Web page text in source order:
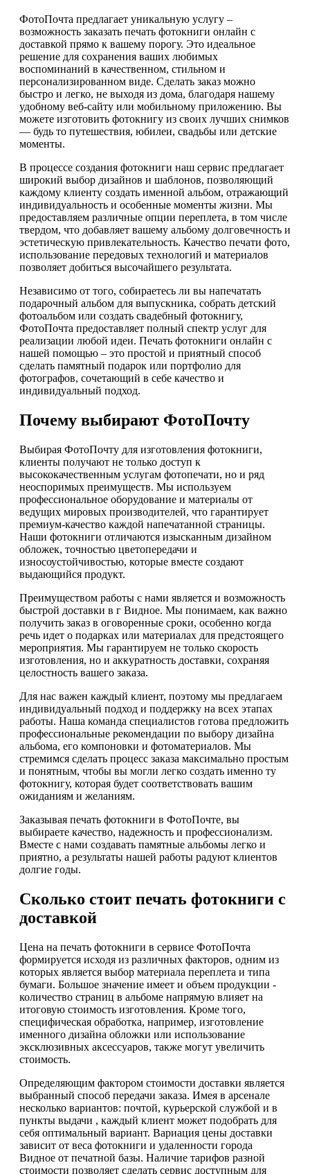
ФотоПочта предлагает уникальную услугу –
возможность заказать печать фотокниги онлайн с
доставкой прямо к вашему порогу. Это идеальное
решение для сохранения ваших любимых
воспоминаний в качественном, стильном и
персонализированном виде. Сделать заказ можно
быстро и легко, не выходя из дома, благодаря нашему
удобному веб-сайту или мобильному приложению. Вы
можете изготовить фотокнигу из своих лучших снимков
— будь то путешествия, юбилеи, свадьбы или детские
моменты.
В процессе создания фотокниги наш сервис предлагает
широкий выбор дизайнов и шаблонов, позволяющий
каждому клиенту создать именной альбом, отражающий
индивидуальность и особенные моменты жизни. Мы
предоставляем различные опции переплета, в том числе
твердом, что добавляет вашему альбому долговечность и
эстетическую привлекательность. Качество печати фото,
использование передовых технологий и материалов
позволяет добиться высочайшего результата.
Независимо от того, собираетесь ли вы напечатать
подарочный альбом для выпускника, собрать детский
фотоальбом или создать свадебный фотокнигу,
ФотоПочта предоставляет полный спектр услуг для
реализации любой идеи. Печать фотокниги онлайн с
нашей помощью – это простой и приятный способ
сделать памятный подарок или портфолио для
фотографов, сочетающий в себе качество и
индивидуальный подход.
Почему выбирают ФотоПочту
Выбирая ФотоПочту для изготовления фотокниги,
клиенты получают не только доступ к
высококачественным услугам фотопечати, но и ряд
неоспоримых преимуществ. Мы используем
профессиональное оборудование и материалы от
ведущих мировых производителей, что гарантирует
премиум-качество каждой напечатанной страницы.
Наши фотокниги отличаются изысканным дизайном
обложек, точностью цветопередачи и
износоустойчивостью, которые вместе создают
выдающийся продукт.
Преимуществом работы с нами является и возможность
быстрой доставки в г Видное. Мы понимаем, как важно
получить заказ в оговоренные сроки, особенно когда
речь идет о подарках или материалах для предстоящего
мероприятия. Мы гарантируем не только скорость
изготовления, но и аккуратность доставки, сохраняя
целостность вашего заказа.
Для нас важен каждый клиент, поэтому мы предлагаем
индивидуальный подход и поддержку на всех этапах
работы. Наша команда специалистов готова предложить
профессиональные рекомендации по выбору дизайна
альбома, его компоновки и фотоматериалов. Мы
стремимся сделать процесс заказа максимально простым
и понятным, чтобы вы могли легко создать именно ту
фотокнигу, которая будет соответствовать вашим
ожиданиям и желаниям.
Заказывая печать фотокниги в ФотоПочте, вы
выбираете качество, надежность и профессионализм.
Вместе с нами создавать памятные альбомы легко и
приятно, а результаты нашей работы радуют клиентов
долгие годы.
Сколько стоит печать фотокниги с
доставкой
Цена на печать фотокниги в сервисе ФотоПочта
формируется исходя из различных факторов, одним из
которых является выбор материала переплета и типа
бумаги. Большое значение имеет и объем продукции -
количество страниц в альбоме напрямую влияет на
итоговую стоимость изготовления. Кроме того,
специфическая обработка, например, изготовление
именного дизайна обложки или использование
эксклюзивных аксессуаров, также могут увеличить
стоимость.
Определяющим фактором стоимости доставки является
выбранный способ передачи заказа. Имея в арсенале
несколько вариантов: почтой, курьерской службой и в
пункты выдачи , каждый клиент может подобрать для
себя оптимальный вариант. Вариация цены доставки
зависит от веса фотокниги и удаленности города
Видное от печатной базы. Наличие тарифов разной
стоимости позволяет сделать сервис доступным для